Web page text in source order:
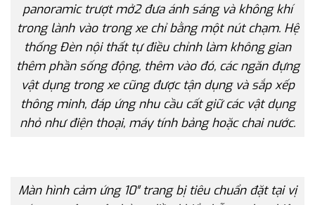
panoramic trượt mở2 đưa ánh sáng và không khí
trong lành vào trong xe chỉ bằng một nút chạm. Hệ
thống Đèn nội thất tự điều chỉnh làm không gian
thêm phần sống động, thêm vào đó, các ngăn đựng
vật dụng trong xe cũng được tận dụng và sắp xếp
thông minh, đáp ứng nhu cầu cất giữ các vật dụng
nhỏ như điện thoại, máy tính bảng hoặc chai nước.
Màn hình cảm ứng 10″ trang bị tiêu chuẩn đặt tại vị